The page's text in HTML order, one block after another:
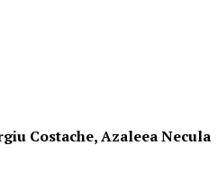
Costache, Azaleea Necula